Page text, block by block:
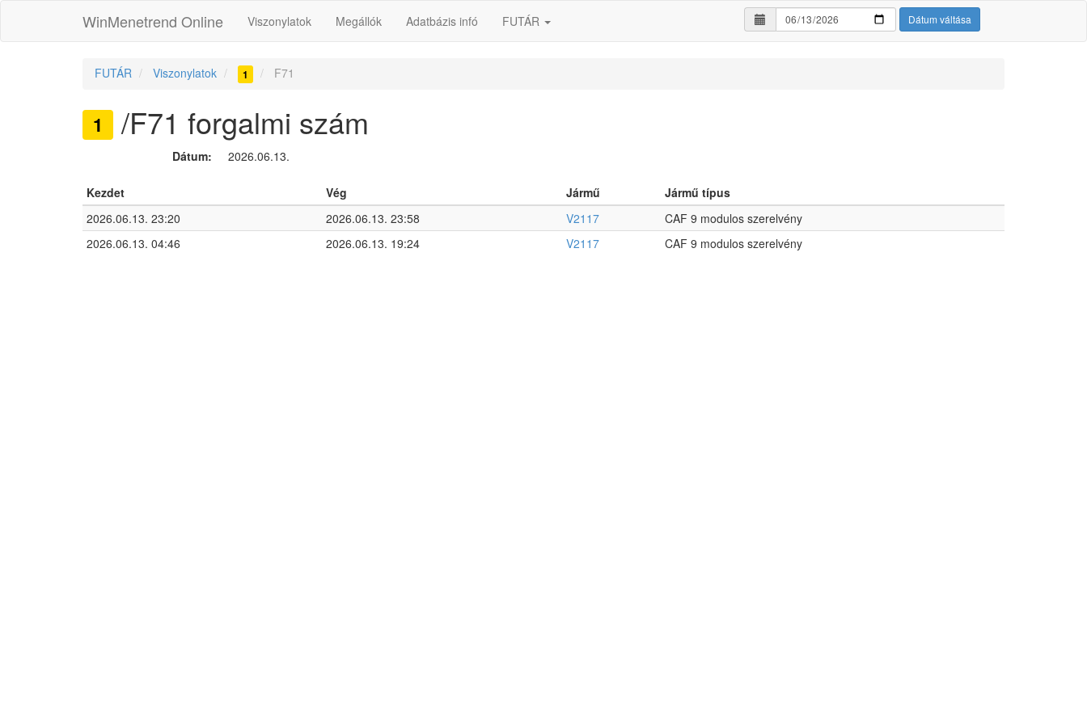
WinMenetrend Online Viszonylatok Megállók Adatbázis infó FUTÁR Dátum váltása
FUTÁR Viszonylatok 1 F71
1 /F71 forgalmi szám
Dátum: 2026.06.13.
Kezdet Vég Jármű
Jármű típus
2026.06.13. 23:20
2026.06.13. 23:58 V2117
CAF 9 modulos szerelvény
2026.06.13. 04:46
2026.06.13. 19:24 V2117 CAF 9 modulos szerelvény